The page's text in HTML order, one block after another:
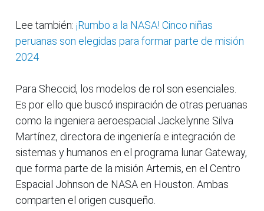
Lee también: ¡Rumbo a la NASA! Cinco niñas
peruanas son elegidas para formar parte de misión
2024
Para Sheccid, los modelos de rol son esenciales.
Es por ello que buscó inspiración de otras peruanas
como la ingeniera aeroespacial Jackelynne Silva
Martínez, directora de ingeniería e integración de
sistemas y humanos en el programa lunar Gateway,
que forma parte de la misión Artemis, en el Centro
Espacial Johnson de NASA en Houston. Ambas
comparten el origen cusqueño.